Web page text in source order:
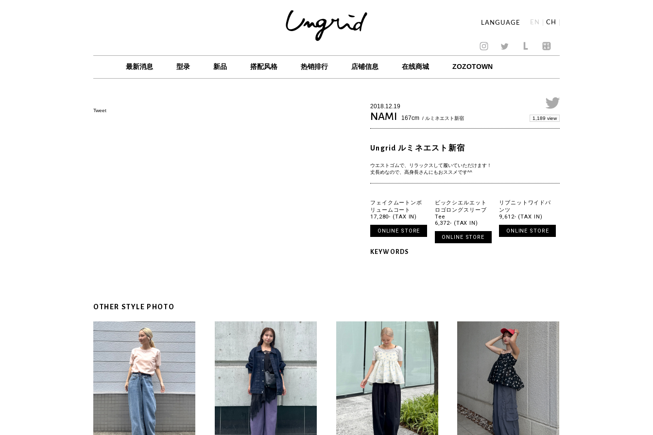
LANGUAGE EN CH
最新消息 型录 新品 搭配风格 热销排行 店铺信息 在线商城 ZOZOTOWN
Tweet
2018.12.19
NAMI 167cm / ルミネエスト新宿 1,189 view
Ungrid ルミネエスト新宿
ウエストゴムで、リラックスして履いていただけます！
丈長めなので、高身長さんにもおススメです^^
フェイクムートンボ
リュームコート
17,280- (TAX IN)
ONLINE STORE
ビックシエルエット
ロゴロングスリーブ
Tee
6,372- (TAX IN)
ONLINE STORE
リブニットワイドパ
ンツ
9,612- (TAX IN)
ONLINE STORE
KEYWORDS
OTHER STYLE PHOTO